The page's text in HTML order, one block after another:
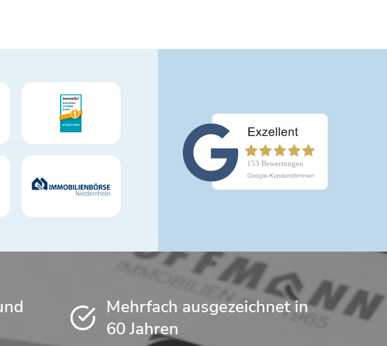
Mehrfach ausgezeichnet in
60 Jahren